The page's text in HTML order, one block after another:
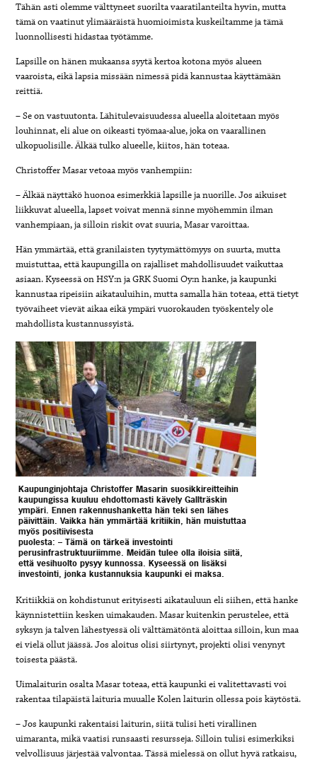
Tähän asti olemme välttyneet suorilta vaaratilanteilta hyvin, mutta
tämä on vaatinut ylimääräistä huomioimista kuskeiltamme ja tämä
luonnollisesti hidastaa työtämme.
Lapsille on hänen mukaansa syytä kertoa kotona myös alueen
vaaroista, eikä lapsia missään nimessä pidä kannustaa käyttämään
reittiä.
– Se on vastuutonta. Lähitulevaisuudessa alueella aloitetaan myös
louhinnat, eli alue on oikeasti työmaa-alue, joka on vaarallinen
ulkopuolisille. Älkää tulko alueelle, kiitos, hän toteaa.
Christoffer Masar vetoaa myös vanhempiin:
– Älkää näyttäkö huonoa esimerkkiä lapsille ja nuorille. Jos aikuiset
liikkuvat alueella, lapset voivat mennä sinne myöhemmin ilman
vanhempiaan, ja silloin riskit ovat suuria, Masar varoittaa.
Hän ymmärtää, että granilaisten tyytymättömyys on suurta, mutta
muistuttaa, että kaupungilla on rajalliset mahdollisuudet vaikuttaa
asiaan. Kyseessä on HSY:n ja GRK Suomi Oy:n hanke, ja kaupunki
kannustaa ripeisiin aikatauluihin, mutta samalla hän toteaa, että tietyt
työvaiheet vievät aikaa eikä ympäri vuorokauden työskentely ole
mahdollista kustannussyistä.
Kaupunginjohtaja Christoffer Masarin suosikkireitteihin
kaupungissa kuuluu ehdottomasti kävely Gallträskin
ympäri. Ennen rakennushanketta hän teki sen lähes
päivittäin. Vaikka hän ymmärtää kritiikin, hän muistuttaa
myös positiivisesta
puolesta: – Tämä on tärkeä investointi
perusinfrastruktuuriimme. Meidän tulee olla iloisia siitä,
että vesihuolto pysyy kunnossa. Kyseessä on lisäksi
investointi, jonka kustannuksia kaupunki ei maksa.
Kritiikkiä on kohdistunut erityisesti aikatauluun eli siihen, että hanke
käynnistettiin kesken uimakauden. Masar kuitenkin perustelee, että
syksyn ja talven lähestyessä oli välttämätöntä aloittaa silloin, kun maa
ei vielä ollut jäässä. Jos aloitus olisi siirtynyt, projekti olisi venynyt
toisesta päästä.
Uimalaiturin osalta Masar toteaa, että kaupunki ei valitettavasti voi
rakentaa tilapäistä laituria muualle Kolen laiturin ollessa pois käytöstä.
– Jos kaupunki rakentaisi laiturin, siitä tulisi heti virallinen
uimaranta, mikä vaatisi runsaasti resursseja. Silloin tulisi esimerkiksi
velvollisuus järjestää valvontaa. Tässä mielessä on ollut hyvä ratkaisu,